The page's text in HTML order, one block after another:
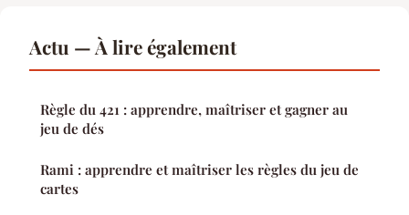
Actu — À lire également
Règle du 421 : apprendre, maîtriser et gagner au
jeu de dés
Rami : apprendre et maîtriser les règles du jeu de
cartes